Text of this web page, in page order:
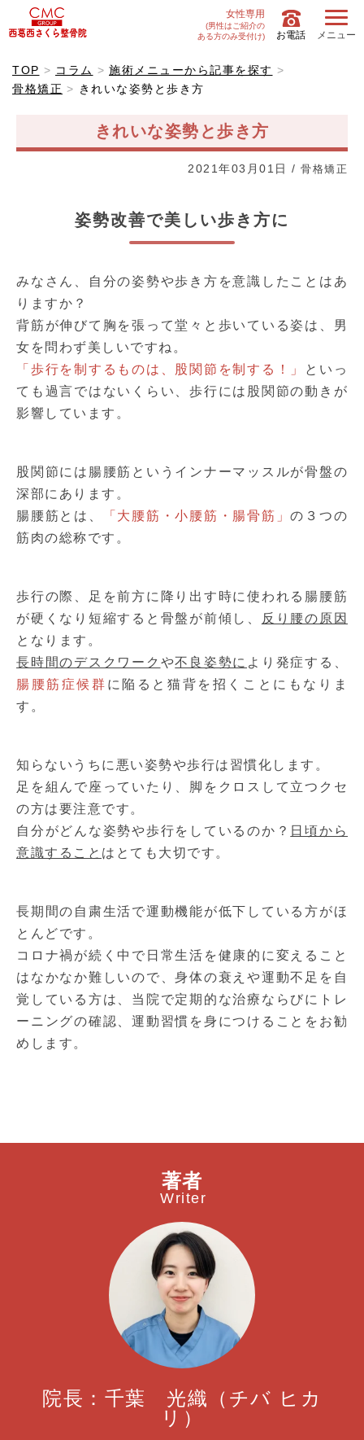
女性専用
(男性はご紹介の
ある方のみ受付け)
お電話 メニュー
TOP コラム
施術メニューから記事を探す
骨格矯正
きれいな姿勢と歩き方
きれいな姿勢と歩き方
2021年03月01日 / 骨格矯正
姿勢改善で美しい歩き方に
みなさん、自分の姿勢や歩き方を意識したことはあ
りますか？
背筋が伸びて胸を張って堂々と歩いている姿は、男
女を問わず美しいですね。
「歩行を制するものは、股関節を制する！」
といっ
ても過言ではないくらい、歩行には股関節の動きが
影響しています。
股関節には腸腰筋というインナーマッスルが骨盤の
深部にあります。
腸腰筋とは、
「大腰筋・小腰筋・腸骨筋」の３つの
筋肉の総称です。
歩行の際、足を前方に降り出す時に使われる腸腰筋
が硬くなり短縮すると骨盤が前傾し、
反り腰の原因
となります。
長時間のデスクワーク や不良姿勢に より発症する、
腸腰筋症候群 に陥ると猫背を招くことにもなりま
す。
知らないうちに悪い姿勢や歩行は習慣化します。
足を組んで座っていたり、脚をクロスして立つクセ
の方は要注意です。
自分がどんな姿勢や歩行をしているのか？ 日頃から
意識すること はとても大切です。
長期間の自粛生活で運動機能が低下している方がほ
とんどです。
コロナ禍が続く中で日常生活を健康的に変えること
はなかなか難しいので、身体の衰えや運動不足を自
覚している方は、当院で定期的な治療ならびにトレ
ーニングの確認、運動習慣を身につけることをお勧
めします。
著者
Writer
院長：千葉 光織（チバ ヒカ
リ）